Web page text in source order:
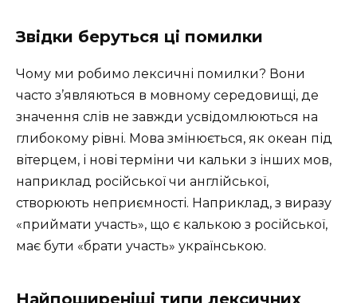
Звідки беруться ці помилки
Чому ми робимо лексичні помилки? Вони
часто з’являються в мовному середовищі, де
значення слів не завжди усвідомлюються на
глибокому рівні. Мова змінюється, як океан під
вітерцем, і нові терміни чи кальки з інших мов,
наприклад російської чи англійської,
створюють неприємності. Наприклад, з виразу
«приймати участь», що є калькою з російської,
має бути «брати участь» українською.
Найпоширеніші типи лексичних